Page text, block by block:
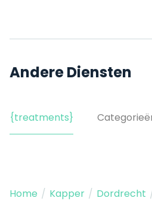
Andere Diensten
{treatments}
Home / Kapper / Dordrecht